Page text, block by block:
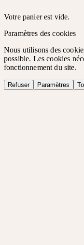
Votre panier est vide.
Paramètres des cookies
Nous utilisons des
possible. Les cookies
fonctionnement du site.
Refuser Paramètres